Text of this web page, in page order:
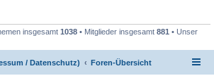
insgesamt 1038 • Mitglieder insgesamt 881 • Unser
/ Datenschutz) Foren-Übersicht